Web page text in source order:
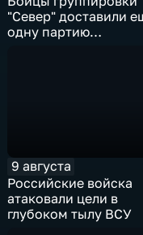
"Север" доставили
одну партию
9 августа
Российские войска
атаковали цели в
глубоком тылу ВСУ